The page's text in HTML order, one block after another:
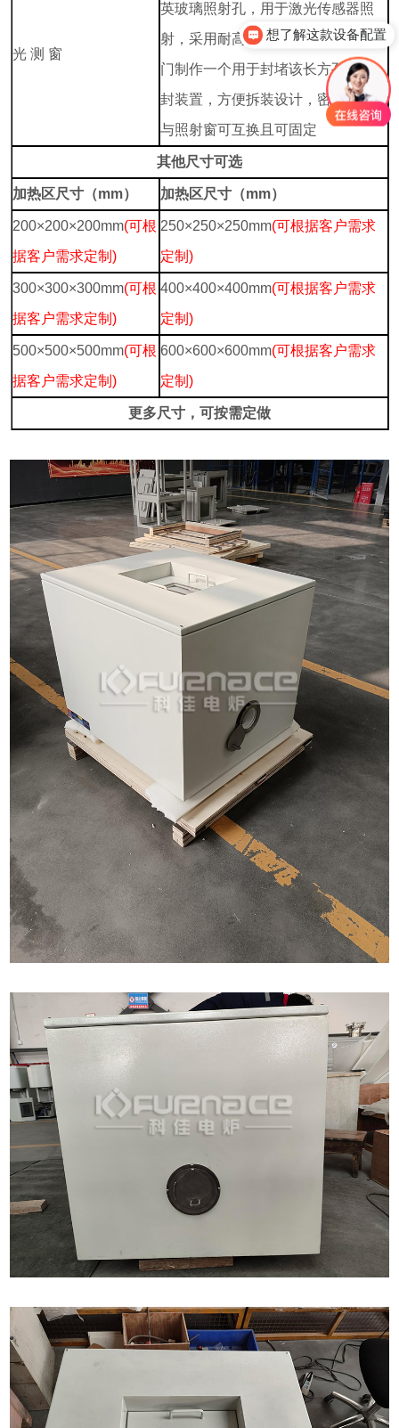
光 测 窗
英玻璃照射孔，用于激光传感器照
射，采用耐高温玻璃视窗镜片；专
门制作一个用于封堵该长方孔的密
封装置，方便拆装设计，密封装置
与照射窗可互换且可固定
其他尺寸可选
加热区尺寸（mm） 加热区尺寸（mm）
200×200×200mm(可根
据客户需求定制)
250×250×250mm(可根据客户需求
定制)
300×300×300mm(可根
据客户需求定制)
400×400×400mm(可根据客户需求
定制)
500×500×500mm(可根
据客户需求定制)
600×600×600mm(可根据客户需求
定制)
更多尺寸，可按需定做
想了解这款设备配置